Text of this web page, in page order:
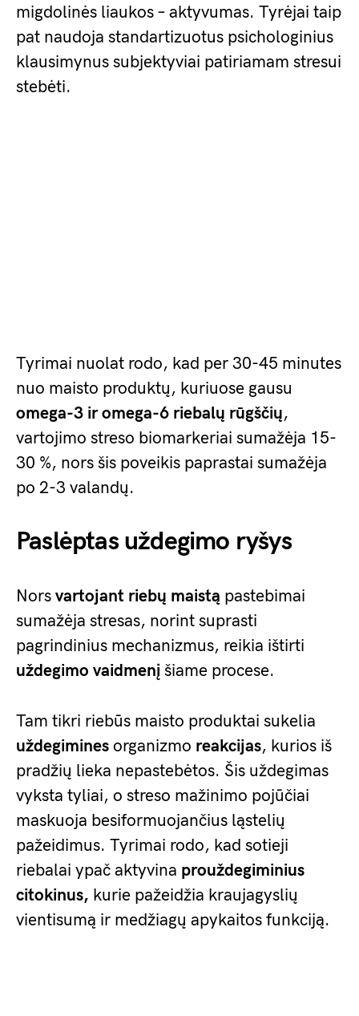
migdolinės liaukos – aktyvumas. Tyrėjai taip
pat naudoja standartizuotus psichologinius
klausimynus subjektyviai patiriamam stresui
stebėti.
Tyrimai nuolat rodo, kad per 30-45 minutes
nuo maisto produktų, kuriuose gausu
omega-3 ir omega-6 riebalų rūgščių,
vartojimo streso biomarkeriai sumažėja 15-
30 %, nors šis poveikis paprastai sumažėja
po 2-3 valandų.
Paslėptas uždegimo ryšys
Nors vartojant riebų maistą pastebimai
sumažėja stresas, norint suprasti
pagrindinius mechanizmus, reikia ištirti
uždegimo vaidmenį šiame procese.
Tam tikri riebūs maisto produktai sukelia
uždegimines organizmo reakcijas, kurios iš
pradžių lieka nepastebėtos. Šis uždegimas
vyksta tyliai, o streso mažinimo pojūčiai
maskuoja besiformuojančius ląstelių
pažeidimus. Tyrimai rodo, kad sotieji
riebalai ypač aktyvina prouždegiminius
citokinus, kurie pažeidžia kraujagyslių
vientisumą ir medžiagų apykaitos funkciją.